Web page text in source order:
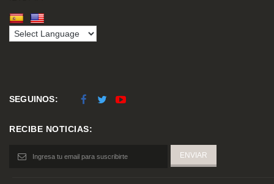
SEGUINOS:
RECIBE NOTICIAS: